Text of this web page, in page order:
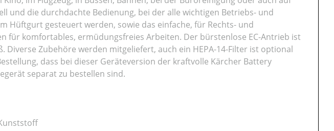
und die durchdachte Bedienung, bei der alle wichtigen Betriebs- und
Hüftgurt gesteuert werden, sowie das einfache, für Rechts- und
für komfortables, ermüdungsfreies Arbeiten. Der bürstenlose EC-Antrieb ist
Diverse Zubehöre werden mitgeliefert, auch ein HEPA-14-Filter ist optional
dass bei dieser Geräteversion der kraftvolle Kärcher Battery
separat zu bestellen sind.